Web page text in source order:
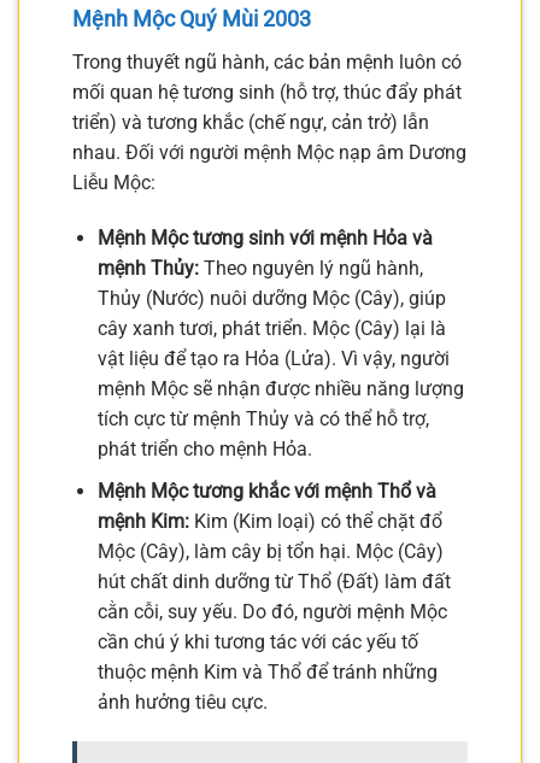
Mệnh Mộc Quý Mùi 2003
Trong thuyết ngũ hành, các bản mệnh luôn có
mối quan hệ tương sinh (hỗ trợ, thúc đẩy phát
triển) và tương khắc (chế ngự, cản trở) lẫn
nhau. Đối với người mệnh Mộc nạp âm Dương
Liễu Mộc:
Mệnh Mộc tương sinh với mệnh Hỏa và
mệnh Thủy:Theo nguyên lý ngũ hành,
Thủy (Nước) nuôi dưỡng Mộc (Cây), giúp
cây xanh tươi, phát triển. Mộc (Cây) lại là
vật liệu để tạo ra Hỏa (Lửa). Vì vậy, người
mệnh Mộc sẽ nhận được nhiều năng lượng
tích cực từ mệnh Thủy và có thể hỗ trợ,
phát triển cho mệnh Hỏa.
Mệnh Mộc tương khắc với mệnh Thổ và
mệnh Kim:Kim (Kim loại) có thể chặt đổ
Mộc (Cây), làm cây bị tổn hại. Mộc (Cây)
hút chất dinh dưỡng từ Thổ (Đất) làm đất
cằn cỗi, suy yếu. Do đó, người mệnh Mộc
cần chú ý khi tương tác với các yếu tố
thuộc mệnh Kim và Thổ để tránh những
ảnh hưởng tiêu cực.